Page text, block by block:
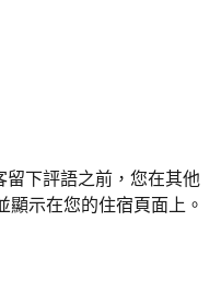
下評語之前，您在其他
示在您的住宿頁面上。